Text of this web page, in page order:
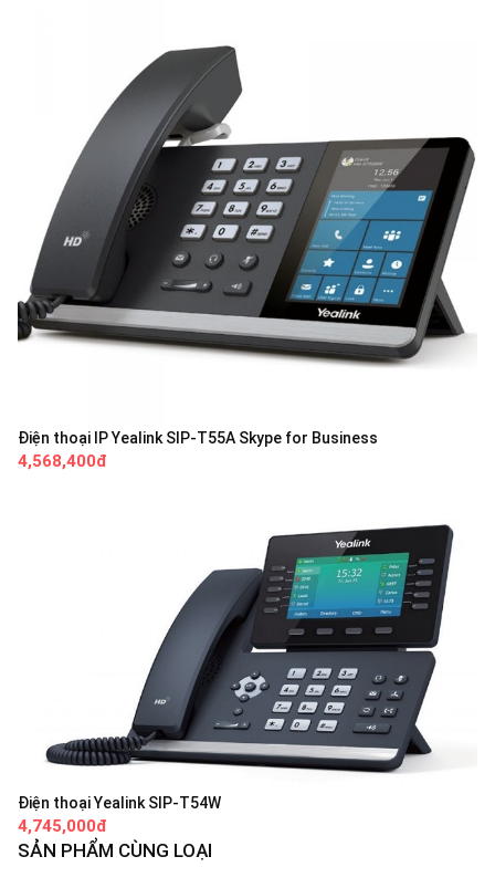
Điện thoại IP Yealink SIP-T55A Skype for Business
4,568,400đ
Điện thoại Yealink SIP-T54W
4,745,000đ
SẢN PHẨM CÙNG LOẠI